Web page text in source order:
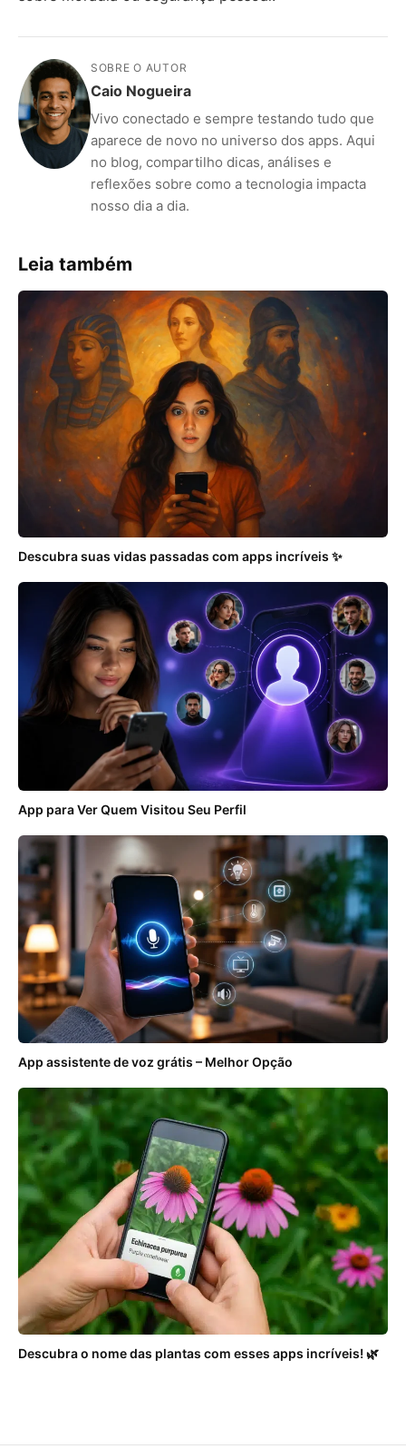
SOBRE O AUTOR
Caio Nogueira
Vivo conectado e sempre testando tudo que
aparece de novo no universo dos apps. Aqui
no blog, compartilho dicas, análises e
reflexões sobre como a tecnologia impacta
nosso dia a dia.
Leia também
Descubra suas vidas passadas com apps incríveis ✨
App para Ver Quem Visitou Seu Perfil
App assistente de voz grátis – Melhor Opção
Descubra o nome das plantas com esses apps incríveis! 🌿